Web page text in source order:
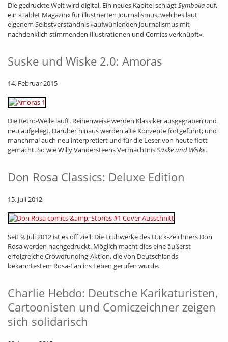
Die gedruckte Welt wird digital. Ein neues Kapitel schlägtSymboliaauf,
ein »Tablet Magazin« für illustrierten Journalismus, welches laut
eigenem Selbstverständnis »aufwühlenden Journalismus mit
nachdenklich stimmenden Illustrationen und Comics verknüpft«.
Suske und Wiske 2.0: Amoras
14. Februar 2015
Die Retro-Welle läuft. Reihenweise werden Klassiker ausgegraben und
neu aufgelegt. Darüber hinaus werden alte Konzepte fortgeführt; und
manchmal auch neu interpretiert und für die Leser von heute flott
gemacht. So wie Willy Vandersteens VermächtnisSuske und Wiske.
Don Rosa Classics: Deluxe Edition
15. Juli 2012
Seit 9. Juli 2012 ist es offiziell: Die Frühwerke des Duck-Zeichners Don
Rosa werden nachgedruckt. Möglich macht dies eine äußerst
erfolgreiche Crowdfunding-Aktion, die von Deutschlands
bekanntestem Rosa-Fan ins Leben gerufen wurde.
Charlie Hebdo: Deutsche Karikaturisten,
Cartoonisten und Comiczeichner zeigen
sich solidarisch